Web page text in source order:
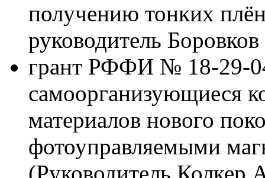
получению тонких
руководитель
грант РФФИ № 18-29-
самоорганизующиеся
материалов нового
фотоуправляемыми
(Руководитель